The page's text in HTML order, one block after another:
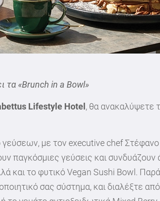
τα «Brunch in a Bowl»
Lifestyle Hotel , θα ανακαλύψετε
με τον executive chef
παγκόσμιες γεύσεις και
και το φυτικό Vegan Sushi Bowl.
σας σύστημα, και διαλέξτε